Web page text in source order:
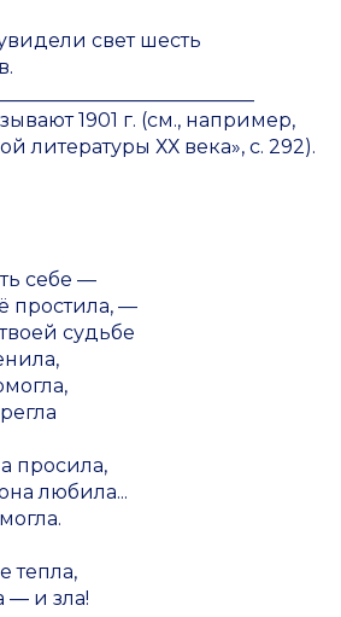
свет шесть
1901 г. (см., например,
литературы ХХ века», с. 292).
себе —
простила, —
судьбе
просила,
любила...
тепла,
— и зла!